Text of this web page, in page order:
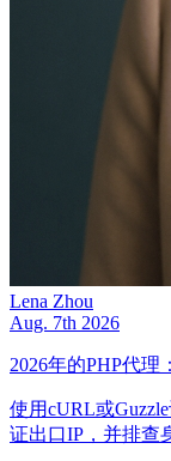
Lena Zhou
Aug. 7th 2026
2026年的PHP代
使用cURL或
证出口IP，并排查